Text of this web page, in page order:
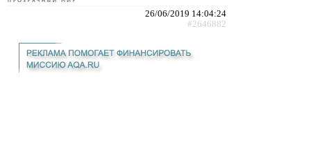
26/06/2019 14:04:24
#2646882